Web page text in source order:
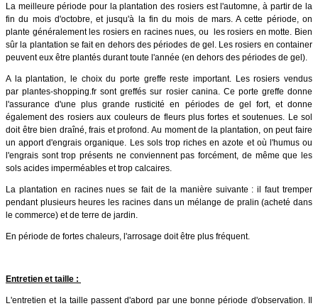
La meilleure période pour la plantation des rosiers est l'automne, à partir de la
fin du mois d'octobre, et jusqu'à la fin du mois de mars. A cette période, on
plante généralement les rosiers en racines nues, ou les rosiers en motte. Bien
sûr la plantation se fait en dehors des périodes de gel. Les rosiers en container
peuvent eux être plantés durant toute l'année (en dehors des périodes de gel).
A la plantation, le choix du porte greffe reste important. Les rosiers vendus
par plantes-shopping.fr sont greffés sur rosier canina. Ce porte greffe donne
l'assurance d'une plus grande rusticité en périodes de gel fort, et donne
également des rosiers aux couleurs de fleurs plus fortes et soutenues. Le sol
doit être bien draîné, frais et profond. Au moment de la plantation, on peut faire
un apport d'engrais organique. Les sols trop riches en azote et où l'humus ou
l'engrais sont trop présents ne conviennent pas forcément, de même que les
sols acides imperméables et trop calcaires.
La plantation en racines nues se fait de la manière suivante : il faut tremper
pendant plusieurs heures les racines dans un mélange de pralin (acheté dans
le commerce) et de terre de jardin.
En période de fortes chaleurs, l'arrosage doit être plus fréquent.
Entretien et taille :
L'entretien et la taille passent d'abord par une bonne période d'observation. Il